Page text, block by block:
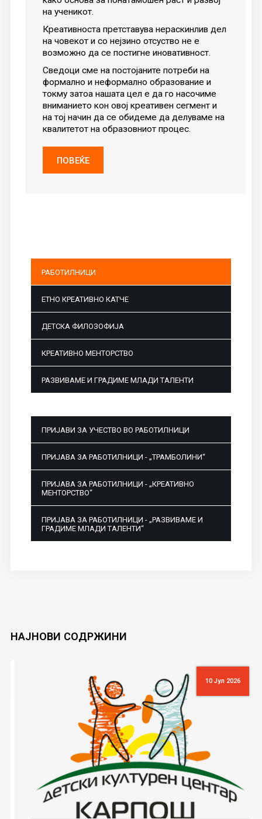
на ученикот.
Креативноста претставува нераскинлив дел
на човекот и со нејзино отсуство не е
возможно да се постигне иновативност.
Сведоци сме на постојаните потреби на
формално и неформално образование и
токму затоа нашата цел е да го насочиме
вниманието кон овој креативен сегмент и
на тој начин да се обидеме да делуваме на
квалитетот на образовниот процес.
ПОВЕЌЕ
РАБОТИЛНИЦИ
ЕТНО КРЕАТИВНО КАТЧЕ
ДЕТСКА ФИЛОЗОФИЈА
КРЕАТИВНО МЕНТОРСТВО
РАЗВИВАМЕ И ГРАДИМЕ МЛАДИ ТАЛЕНТИ
ПРИЈАВИ ЗА УЧЕСТВО ВО РАБОТИЛНИЦИ
ПРИЈАВА ЗА РАБОТИЛНИЦИ - „ТРАМБОЛИНИ“
ПРИЈАВА ЗА РАБОТИЛНИЦИ - „КРЕАТИВНО
МЕНТОРСТВО“
ПРИЈАВА ЗА РАБОТИЛНИЦИ - „РАЗВИВАМЕ И
ГРАДИМЕ МЛАДИ ТАЛЕНТИ“
НАЈНОВИ СОДРЖИНИ
10 Јул 2026